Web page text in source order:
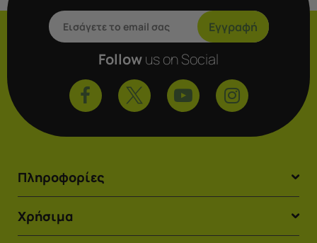
Εγγραφή
Followus on Social
Πληροφορίες
Χρήσιμα